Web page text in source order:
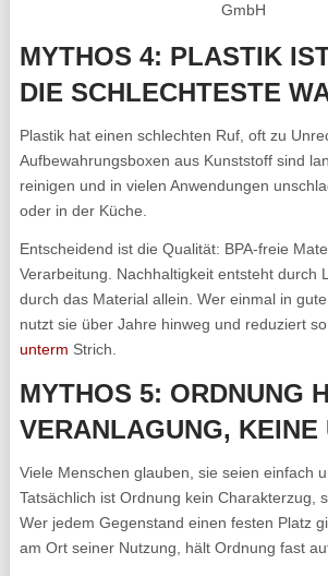
GmbH
MYTHOS 4: PLASTIK
DIE SCHLECHTESTE
Plastik hat einen schlechten Ruf, oft zu
Aufbewahrungsboxen aus Kunststoff sind
reinigen und in vielen Anwendungen
oder in der Küche.
Entscheidend ist die Qualität: BPA-freie
Verarbeitung. Nachhaltigkeit entsteht durch
durch das Material allein. Wer einmal in
nutzt sie über Jahre hinweg und reduziert so
unterm Strich.
MYTHOS 5: ORDNUNG
VERANLAGUNG, KEINE
Viele Menschen glauben, sie seien einfach
Tatsächlich ist Ordnung kein Charakterzug,
Wer jedem Gegenstand einen festen Platz
am Ort seiner Nutzung, hält Ordnung fast